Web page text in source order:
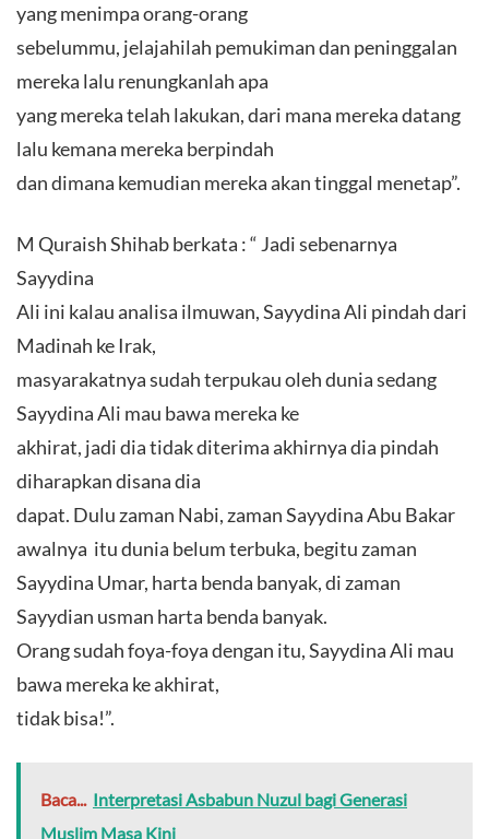
yang menimpa orang-orang
sebelummu, jelajahilah pemukiman dan peninggalan
mereka lalu renungkanlah apa
yang mereka telah lakukan, dari mana mereka datang
lalu kemana mereka berpindah
dan dimana kemudian mereka akan tinggal menetap”.
M Quraish Shihab berkata : “ Jadi sebenarnya
Sayydina
Ali ini kalau analisa ilmuwan, Sayydina Ali pindah dari
Madinah ke Irak,
masyarakatnya sudah terpukau oleh dunia sedang
Sayydina Ali mau bawa mereka ke
akhirat, jadi dia tidak diterima akhirnya dia pindah
diharapkan disana dia
dapat. Dulu zaman Nabi, zaman Sayydina Abu Bakar
awalnya itu dunia belum terbuka, begitu zaman
Sayydina Umar, harta benda banyak, di zaman
Sayydian usman harta benda banyak.
Orang sudah foya-foya dengan itu, Sayydina Ali mau
bawa mereka ke akhirat,
tidak bisa!”.
Baca... Interpretasi Asbabun Nuzul bagi Generasi
Muslim Masa Kini